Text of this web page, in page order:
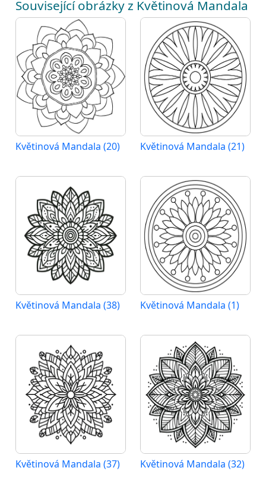
Související obrázky z Květinová Mandala
Květinová Mandala (20) Květinová Mandala (21)
Květinová Mandala (38) Květinová Mandala (1)
Květinová Mandala (37) Květinová Mandala (32)